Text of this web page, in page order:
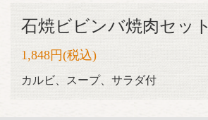
石焼ビビンバ焼肉セット
1,848円(税込)
カルビ、スープ、サラダ付閉じる